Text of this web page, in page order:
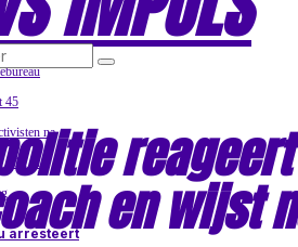
arresteert
en wijst